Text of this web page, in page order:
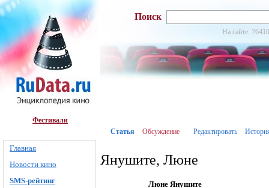
Фестивали
Главная
Новости кино
SMS-рейтинг
Поиск
На сайте:
Статья Обсуждение Редактировать
Янушите, Люне
Люне Янушите